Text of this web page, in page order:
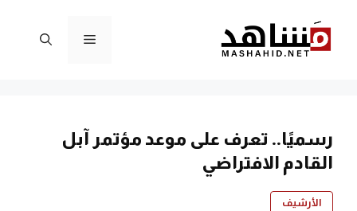
المحتوى
القائمة
رسميًا.. تعرف على موعد مؤتمر آبل
القادم الافتراضي
الأرشيف